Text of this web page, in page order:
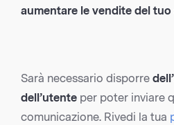
aumentare le vendite del tuo
Sarà necessario disporre
dell’utente per poter inviare
comunicazione. Rivedi la tua